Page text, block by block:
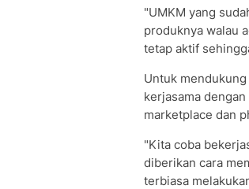
"UMKM yang
produknya walau
tetap aktif
Untuk
kerjasama
marketplace dan
"Kita coba
diberikan cara
terbiasa